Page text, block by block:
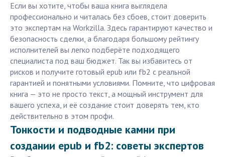
Если вы хотите, чтобы ваша книга выглядела
профессионально и читалась без сбоев, стоит доверить
это экспертам на Workzilla. Здесь гарантируют качество и
безопасность сделки, а благодаря большому рейтингу
исполнителей вы легко подберёте подходящего
специалиста под ваш бюджет. Так вы избавитесь от
рисков и получите готовый epub или fb2 с реальной
гарантией и понятными условиями. Помните, что цифровая
книга — это не просто текст, а мощный инструмент для
вашего успеха, и её создание стоит доверять тем, кто
действительно в этом профи.
Тонкости и подводные камни при
создании epub и fb2: советы экспертов